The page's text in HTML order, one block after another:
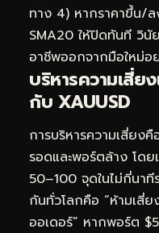
ทาง 4) หากราคาขึ้น/
SMA20 ให้ปิดทันที วิ
อาชีพออกจากมือใหม่อ
บริหารความเสี่ย
กับ XAUUSD
การบริหารความเสี่ยง
รอดและพอร์ตล้าง โดย
50–100 จุดในไม่กี่นา
กันทั่วโลกคือ “ห้ามเสี่
ออเดอร์” หากพอร์ต